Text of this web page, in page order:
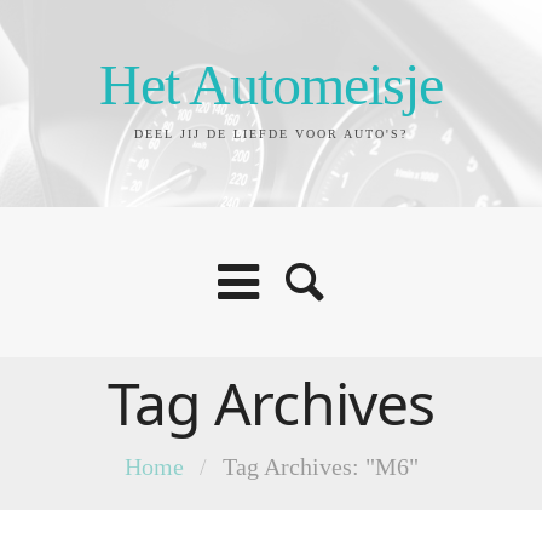
Het Automeisje
DEEL JIJ DE LIEFDE VOOR AUTO'S?
Tag Archives
Home / Tag Archives: "M6"